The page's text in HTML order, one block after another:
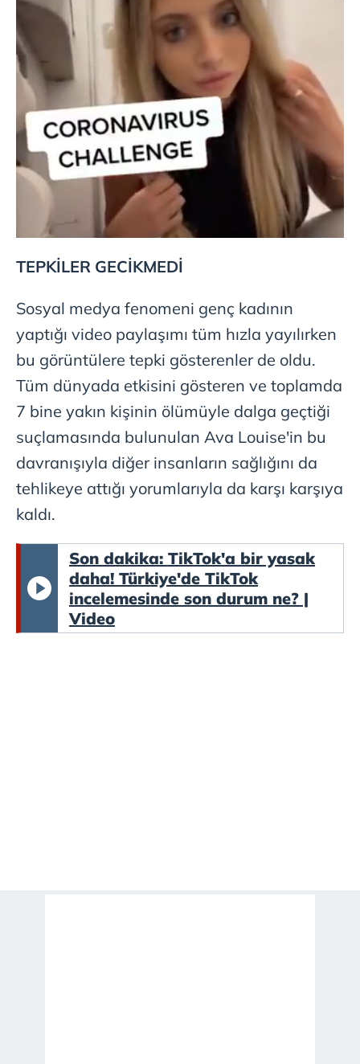
TEPKİLER GECİKMEDİ
Sosyal medya fenomeni genç kadının
yaptığı video paylaşımı tüm hızla yayılırken
bu görüntülere tepki gösterenler de oldu.
Tüm dünyada etkisini gösteren ve toplamda
7 bine yakın kişinin ölümüyle dalga geçtiği
suçlamasında bulunulan Ava Louise'in bu
davranışıyla diğer insanların sağlığını da
tehlikeye attığı yorumlarıyla da karşı karşıya
kaldı.
Son dakika: TikTok'a bir yasak
daha! Türkiye'de TikTok
incelemesinde son durum ne? |
Video